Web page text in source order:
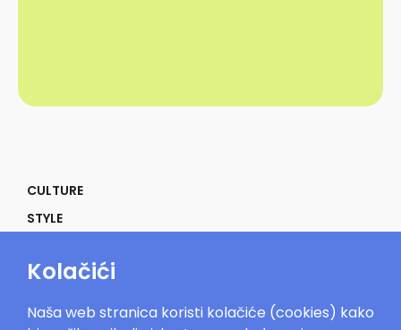
CULTURE
STYLE
POWER
Kolačići
Naša web stranica koristi kolačiće (cookies) kako